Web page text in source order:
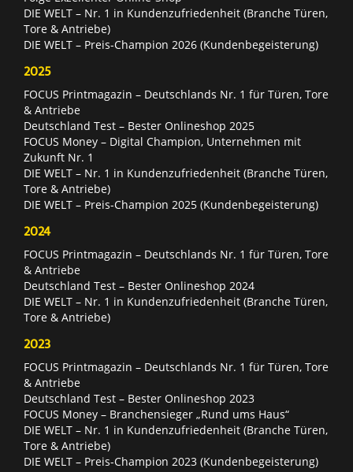
DIE WELT – Nr. 1 in Kundenzufriedenheit (Branche Türen,
Tore & Antriebe)
DIE WELT – Preis-Champion 2026 (Kundenbegeisterung)
2025
FOCUS Printmagazin – Deutschlands Nr. 1 für Türen, Tore
& Antriebe
Deutschland Test – Bester Onlineshop 2025
FOCUS Money – Digital Champion, Unternehmen mit
Zukunft Nr. 1
DIE WELT – Nr. 1 in Kundenzufriedenheit (Branche Türen,
Tore & Antriebe)
DIE WELT – Preis-Champion 2025 (Kundenbegeisterung)
2024
FOCUS Printmagazin – Deutschlands Nr. 1 für Türen, Tore
& Antriebe
Deutschland Test – Bester Onlineshop 2024
DIE WELT – Nr. 1 in Kundenzufriedenheit (Branche Türen,
Tore & Antriebe)
2023
FOCUS Printmagazin – Deutschlands Nr. 1 für Türen, Tore
& Antriebe
Deutschland Test – Bester Onlineshop 2023
FOCUS Money – Branchensieger „Rund ums Haus“
DIE WELT – Nr. 1 in Kundenzufriedenheit (Branche Türen,
Tore & Antriebe)
DIE WELT – Preis-Champion 2023 (Kundenbegeisterung)